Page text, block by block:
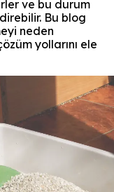
ve bu durum
Bu blog
neden
yollarını ele